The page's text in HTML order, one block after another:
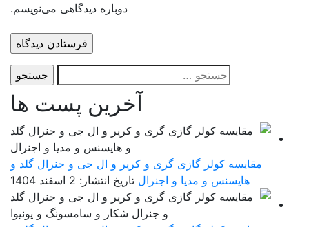
دوباره دیدگاهی می‌نویسم.
جستجو
برای:
آخرین پست ها
مقایسه کولر گازی گری و کریر و ال جی و جنرال گلد و
هایسنس و مدیا و اجنرال تاریخ انتشار: 2 اسفند 1404